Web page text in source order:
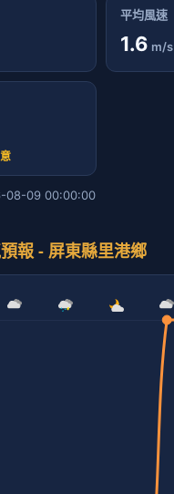
平均風速
1.6 m/s
08-09 00:00:00
報 - 屏東縣里港鄉